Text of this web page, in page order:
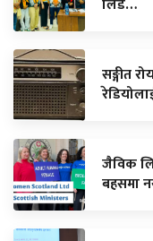
लिड…
सङ्गीत
जैविक
बहसमा